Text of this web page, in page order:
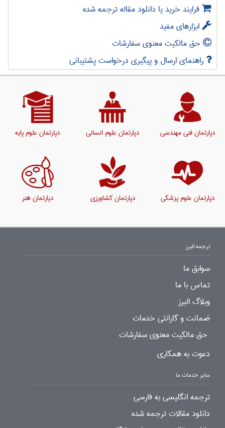
فرایند خرید یا دانلود مقاله ترجمه شده
ابزارهای مفید
حق مالکیت معنوی سفارشات
راهنمای ارسال و پیگیری درخواست پشتیبانی
دپارتمان فنی مهندسی دپارتمان علوم انسانی دپارتمان علوم پایه
دپارتمان علوم پزشکی دپارتمان کشاورزی دپارتمان هنر
ترجمه البرز
سوابق ما
تماس با ما
وبلاگ البرز
ضمانت و گارانتی خدمات
حق مالکیت معنوی سفارشات
دعوت به همکاری
سایر خدمات ما
ترجمه انگلیسی به فارسی
دانلود مقالات ترجمه شده